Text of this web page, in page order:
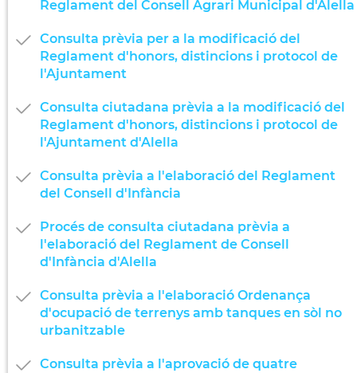
Reglament del Consell Agrari Municipal d'Alella
Consulta prèvia per a la modificació del
Reglament d'honors, distincions i protocol de
l'Ajuntament
Consulta ciutadana prèvia a la modificació del
Reglament d'honors, distincions i protocol de
l'Ajuntament d'Alella
Consulta prèvia a l'elaboració del Reglament
del Consell d'Infància
Procés de consulta ciutadana prèvia a
l'elaboració del Reglament de Consell
d'Infància d'Alella
Consulta prèvia a l'elaboració Ordenança
d'ocupació de terrenys amb tanques en sòl no
urbanitzable
Consulta prèvia a l'aprovació de quatre